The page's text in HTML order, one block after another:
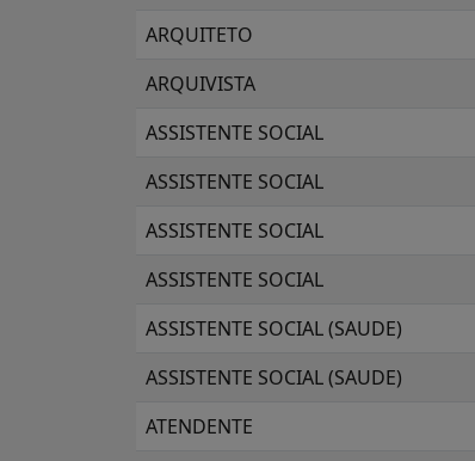
ARQUITETO
ARQUIVISTA
ASSISTENTE SOCIAL
ASSISTENTE SOCIAL
ASSISTENTE SOCIAL
ASSISTENTE SOCIAL
ASSISTENTE SOCIAL (SAUDE)
ASSISTENTE SOCIAL (SAUDE)
ATENDENTE